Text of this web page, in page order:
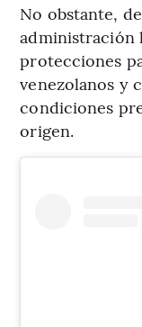
No obstante,
administración
protecciones
venezolanos y
condiciones
origen.